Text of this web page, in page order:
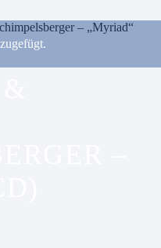
– „Myriad“